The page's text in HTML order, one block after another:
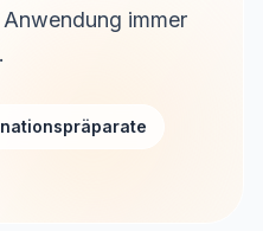
immer